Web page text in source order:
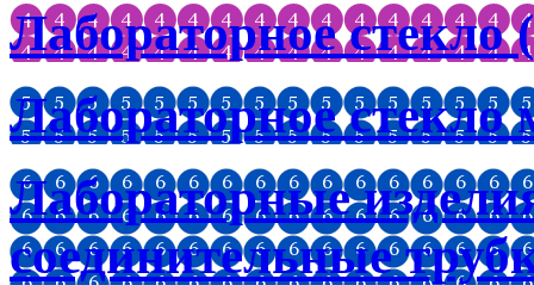
Лабораторное стекло
Лабораторное стекло
Лабораторные
соединительные